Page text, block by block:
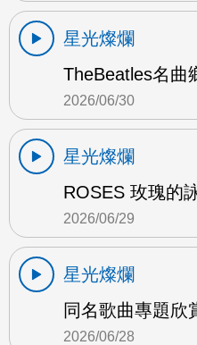
星光燦爛
TheBeatles名曲
2026/06/30
星光燦爛
ROSES 玫瑰的
2026/06/29
星光燦爛
同名歌曲專題欣
2026/06/28